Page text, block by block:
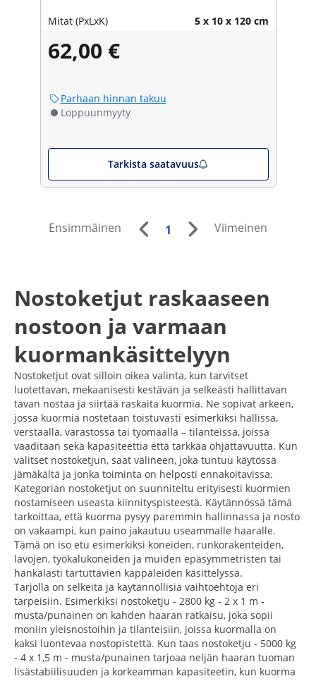
Mitat (PxLxK) 5 x 10 x 120 cm
62,00 €
Parhaan hinnan takuu
Loppuunmyyty
Tarkista saatavuus
Ensimmäinen 1 Viimeinen
Nostoketjut raskaaseen
nostoon ja varmaan
kuormankäsittelyyn
Nostoketjut ovat silloin oikea valinta, kun tarvitset
luotettavan, mekaanisesti kestävän ja selkeästi hallittavan
tavan nostaa ja siirtää raskaita kuormia. Ne sopivat arkeen,
jossa kuormia nostetaan toistuvasti esimerkiksi hallissa,
verstaalla, varastossa tai työmaalla – tilanteissa, joissa
vaaditaan sekä kapasiteettia että tarkkaa ohjattavuutta. Kun
valitset nostoketjun, saat välineen, joka tuntuu käytössä
jämäkältä ja jonka toiminta on helposti ennakoitavissa.
Kategorian nostoketjut on suunniteltu erityisesti kuormien
nostamiseen useasta kiinnityspisteestä. Käytännössä tämä
tarkoittaa, että kuorma pysyy paremmin hallinnassa ja nosto
on vakaampi, kun paino jakautuu useammalle haaralle.
Tämä on iso etu esimerkiksi koneiden, runkorakenteiden,
lavojen, työkalukoneiden ja muiden epäsymmetristen tai
hankalasti tartuttavien kappaleiden käsittelyssä.
Tarjolla on selkeitä ja käytännöllisiä vaihtoehtoja eri
tarpeisiin. Esimerkiksi nostoketju - 2800 kg - 2 x 1 m -
musta/punainen on kahden haaran ratkaisu, joka sopii
moniin yleisnostoihin ja tilanteisiin, joissa kuormalla on
kaksi luontevaa nostopistettä. Kun taas nostoketju - 5000 kg
- 4 x 1,5 m - musta/punainen tarjoaa neljän haaran tuoman
lisästabiilisuuden ja korkeamman kapasiteetin, kun kuorma